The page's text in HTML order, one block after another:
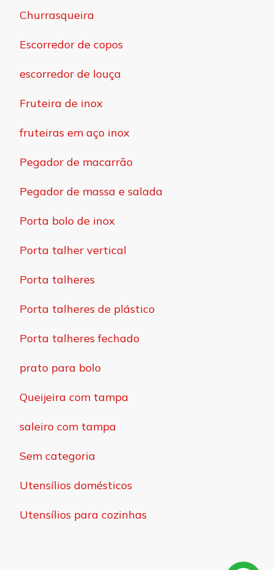
Churrasqueira
Escorredor de copos
escorredor de louça
Fruteira de inox
fruteiras em aço inox
Pegador de macarrão
Pegador de massa e salada
Porta bolo de inox
Porta talher vertical
Porta talheres
Porta talheres de plástico
Porta talheres fechado
prato para bolo
Queijeira com tampa
saleiro com tampa
Sem categoria
Utensílios domésticos
Utensílios para cozinhas